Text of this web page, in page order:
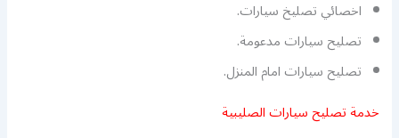
اخصائي تصليخ سيارات.
تصليح سيارات مدعومة.
تصليح سيارات امام المنزل.
خدمة تصليح سيارات الصليبية